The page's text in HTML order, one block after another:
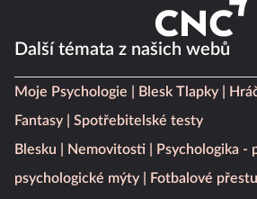
Další témata z našich webů
Moje Psychologie Blesk Tlapky
Fantasy
Spotřebitelské testy
Blesku
Nemovitosti
Psychologika -
psychologické mýty
Fotbalové